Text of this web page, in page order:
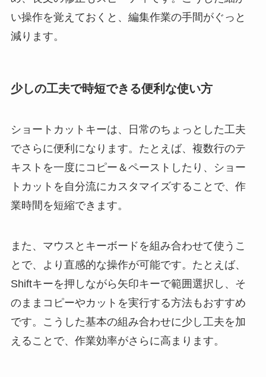
い操作を覚えておくと、編集作業の手間がぐっと
減ります。
少しの工夫で時短できる便利な使い方
ショートカットキーは、日常のちょっとした工夫
でさらに便利になります。たとえば、複数行のテ
キストを一度にコピー＆ペーストしたり、ショー
トカットを自分流にカスタマイズすることで、作
業時間を短縮できます。
また、マウスとキーボードを組み合わせて使うこ
とで、より直感的な操作が可能です。たとえば、
Shiftキーを押しながら矢印キーで範囲選択し、そ
のままコピーやカットを実行する方法もおすすめ
です。こうした基本の組み合わせに少し工夫を加
えることで、作業効率がさらに高まります。